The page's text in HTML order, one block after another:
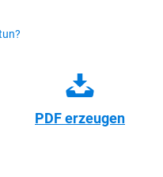
PDF erzeugen